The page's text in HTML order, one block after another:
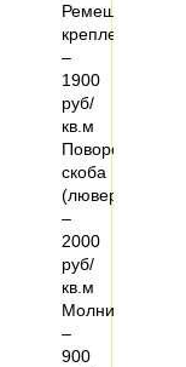
Ремешковое
крепление
–
1900
руб/
кв.м
Поворотная
скоба
(люверс)
–
2000
руб/
кв.м
Молния
–
900